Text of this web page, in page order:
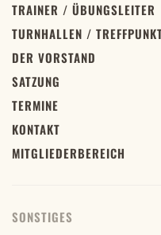
TRAINER / ÜBUNGSLEITER
TURNHALLEN /
DER VORSTAND
SATZUNG
TERMINE
KONTAKT
MITGLIEDERBEREICH
SONSTIGES